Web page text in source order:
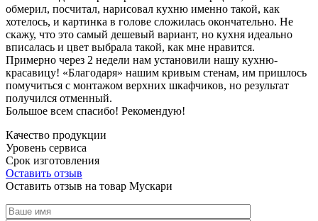
обмерил, посчитал, нарисовал кухню именно такой, как
хотелось, и картинка в голове сложилась окончательно. Не
скажу, что это самый дешевый вариант, но кухня идеально
вписалась и цвет выбрала такой, как мне нравится.
Примерно через 2 недели нам установили нашу кухню-
красавицу! «Благодаря» нашим кривым стенам, им пришлось
помучиться с монтажом верхних шкафчиков, но результат
получился отменный.
Большое всем спасибо! Рекомендую!
Качество продукции
Уровень сервиса
Срок изготовления
Оставить отзыв
Оставить отзыв на товар Мускари